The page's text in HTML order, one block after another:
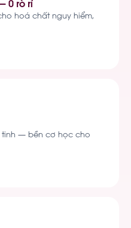
0 rò rỉ
hoá chất nguy hiểm,
tinh — bền cơ học cho